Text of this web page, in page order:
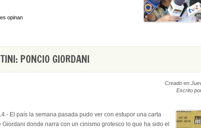
opinan
PONCIO GIORDANI
Creado en
Escrito
El país la semana pasada pudo ver con estupor una carta
donde narra con un cinismo grotesco lo que ha sido el